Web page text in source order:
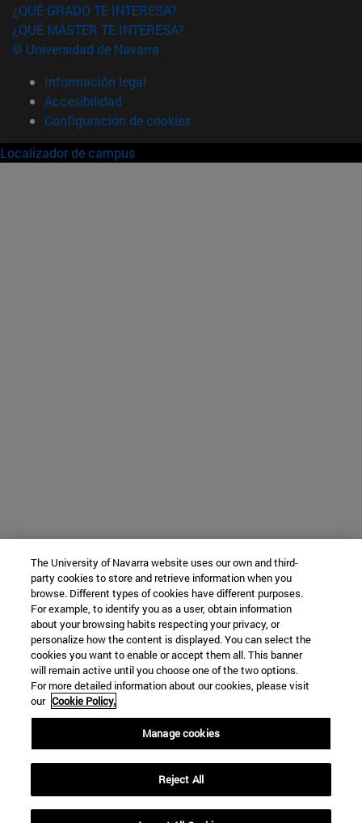
¿QUÉ GRADO TE INTERESA?
¿QUÉ MÁSTER TE INTERESA?
© Universidad de Navarra
Información legal
Accesibilidad
Configuración de cookies
Localizador de campus
The University of Navarra website uses our own and third-
party cookies to store and retrieve information when you
browse. Different types of cookies have different purposes.
For example, to identify you as a user, obtain information
about your browsing habits respecting your privacy, or
personalize how the content is displayed. You can select the
cookies you want to enable or accept them all. This banner
will remain active until you choose one of the two options.
For more detailed information about our cookies, please visit
our Cookie Policy.
Manage cookies
Reject All